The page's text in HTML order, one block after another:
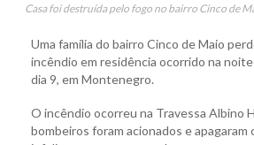
Casa foi destruída pelo fogo no bairro Cinco de
Uma família do bairro Cinco de Maio
incêndio em residência ocorrido na
dia 9, em Montenegro.
O incêndio ocorreu na Travessa Albino
bombeiros foram acionados e apagaram